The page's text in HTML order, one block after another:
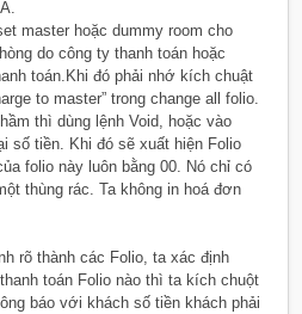
master hoặc dummy room cho
do công ty thanh toán hoặc
toán.Khi đó phải nhớ kích chuật
to master” trong change all folio.
thì dùng lệnh Void, hoặc vào
số tiền. Khi đó sẽ xuất hiện Folio
folio này luôn bằng 00. Nó chỉ có
thùng rác. Ta không in hoá đơn
rõ thành các Folio, ta xác định
toán Folio nào thì ta kích chuột
báo với khách số tiền khách phải